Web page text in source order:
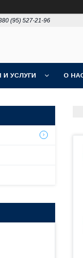
(95) 527-21-96
И УСЛУГИ О